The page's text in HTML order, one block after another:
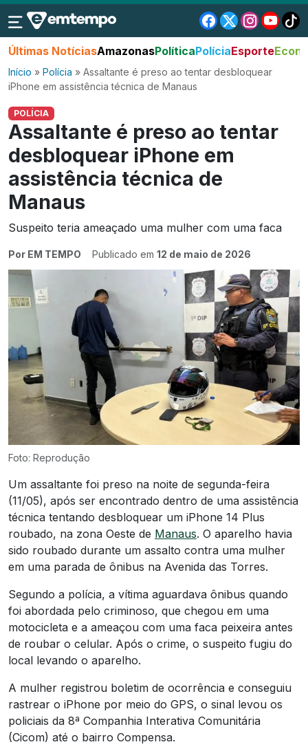
Últimas NotíciasAmazonasPolíticaPolíciaEsporte
Início » Polícia » Assaltante é preso ao tentar desbloquear
iPhone em assistência técnica de Manaus
POLÍCIA
Assaltante é preso ao tentar
desbloquear iPhone em
assistência técnica de
Manaus
Suspeito teria ameaçado uma mulher com uma faca
Por EM TEMPO Publicado em 12 de maio de 2026
Foto: Reprodução
Um assaltante foi preso na noite de segunda-feira
(11/05), após ser encontrado dentro de uma assistência
técnica tentando desbloquear um iPhone 14 Plus
roubado, na zona Oeste de Manaus. O aparelho havia
sido roubado durante um assalto contra uma mulher
em uma parada de ônibus na Avenida das Torres.
Segundo a polícia, a vítima aguardava ônibus quando
foi abordada pelo criminoso, que chegou em uma
motocicleta e a ameaçou com uma faca peixeira antes
de roubar o celular. Após o crime, o suspeito fugiu do
local levando o aparelho.
A mulher registrou boletim de ocorrência e conseguiu
rastrear o iPhone por meio do GPS, o sinal levou os
policiais da 8ª Companhia Interativa Comunitária
(Cicom) até o bairro Compensa.